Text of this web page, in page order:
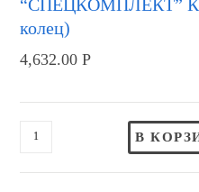
“СПЕЦКОМПЛЕКТ”
колец)
4,632.00Р
В